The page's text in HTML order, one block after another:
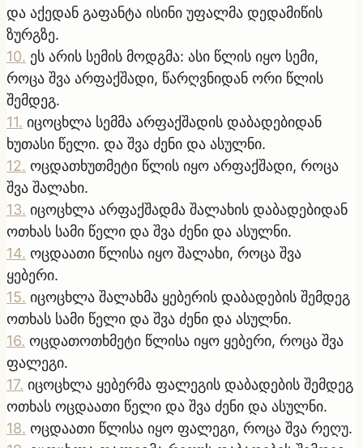
და აქედან გაფანტა ისინი უფალმა დედამიწის
ზურგზე.
10. ეს არის სემის მოდგმა: ასი წლის იყო სემი,
როცა შვა არფაქშადი, წარღვნიდან ორი წლის
შემდეგ.
11. იცოცხლა სემმა არფაქშადის დაბადებიდან
ხუთასი წელი. და შვა ძენი და ასულნი.
12. ოცდათხუთმეტი წლის იყო არფაქშადი, როცა
შვა შალახი.
13. იცოცხლა არფაქშადმა შალახის დაბადებიდან
ოთხას სამი წელი და შვა ძენი და ასულნი.
14. ოცდაათი წლისა იყო შალახი, როცა შვა
ყებერი.
15. იცოცხლა შალახმა ყებერის დაბადების შემდეგ
ოთხას სამი წელი და შვა ძენი და ასულნი.
16. ოცდათოთხმეტი წლისა იყო ყებერი, როცა შვა
ფალეგი.
17. იცოცხლა ყებერმა ფალეგის დაბადების შემდეგ
ოთხას ოცდაათი წელი და შვა ძენი და ასულნი.
18. ოცდაათი წლისა იყო ფალეგი, როცა შვა რეღუ.